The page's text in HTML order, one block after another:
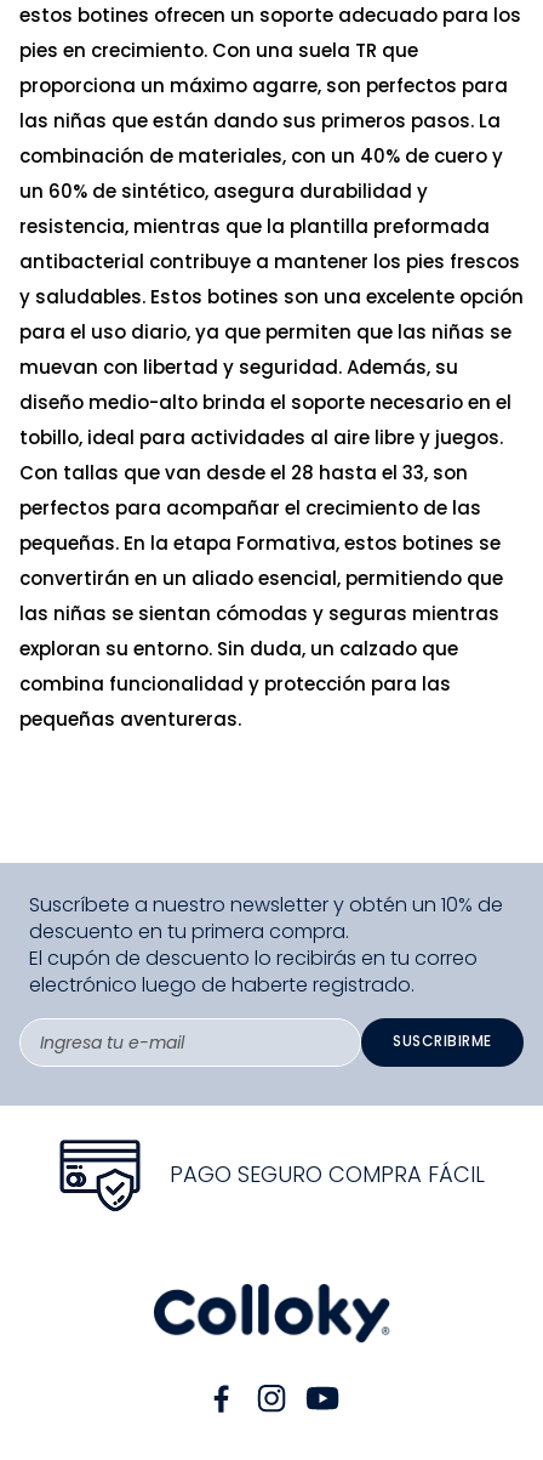
estos botines ofrecen un soporte adecuado para los
pies en crecimiento. Con una suela TR que
proporciona un máximo agarre, son perfectos para
las niñas que están dando sus primeros pasos. La
combinación de materiales, con un 40% de cuero y
un 60% de sintético, asegura durabilidad y
resistencia, mientras que la plantilla preformada
antibacterial contribuye a mantener los pies frescos
y saludables. Estos botines son una excelente opción
para el uso diario, ya que permiten que las niñas se
muevan con libertad y seguridad. Además, su
diseño medio-alto brinda el soporte necesario en el
tobillo, ideal para actividades al aire libre y juegos.
Con tallas que van desde el 28 hasta el 33, son
perfectos para acompañar el crecimiento de las
pequeñas. En la etapa Formativa, estos botines se
convertirán en un aliado esencial, permitiendo que
las niñas se sientan cómodas y seguras mientras
exploran su entorno. Sin duda, un calzado que
combina funcionalidad y protección para las
pequeñas aventureras.
Suscríbete a nuestro newsletter y obtén un 10% de
descuento en tu primera compra.
El cupón de descuento lo recibirás en tu correo
electrónico luego de haberte registrado.
SUSCRIBIRME
PAGO SEGURO COMPRA FÁCIL